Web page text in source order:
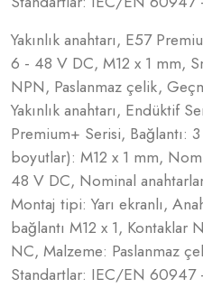
Yakınlık anahtarı, E57
6 - 48 V DC, M12 x 1 mm,
NPN, Paslanmaz çelik,
Yakınlık anahtarı, Endüktif
Premium+ Serisi, Bağlantı:
boyutlar): M12 x 1 mm,
48 V DC, Nominal
Montaj tipi: Yarı ekranlı,
bağlantı M12 x 1, Kontaklar
NC, Malzeme: Paslanmaz
Standartlar: IEC/EN 60947